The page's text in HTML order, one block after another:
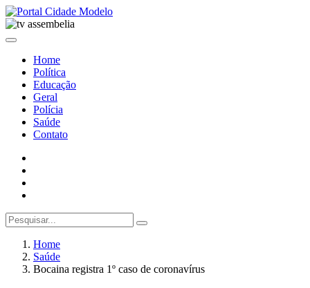
Home
Política
Educação
Geral
Polícia
Saúde
Contato
Home
Saúde
Bocaina registra 1º caso de coronavírus